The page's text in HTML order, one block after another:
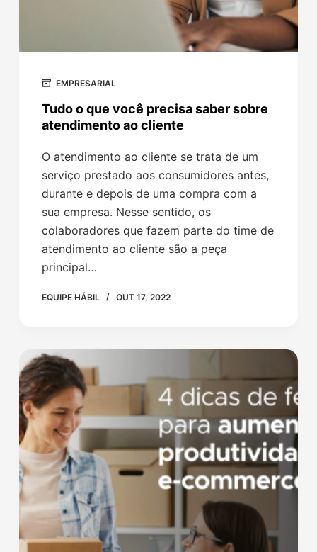
EMPRESARIAL
Tudo o que você precisa saber sobre
atendimento ao cliente
O atendimento ao cliente se trata de um
serviço prestado aos consumidores antes,
durante e depois de uma compra com a
sua empresa. Nesse sentido, os
colaboradores que fazem parte do time de
atendimento ao cliente são a peça
principal…
EQUIPE HÁBIL OUT 17, 2022